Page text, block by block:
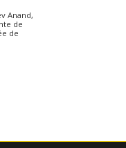
Anand,
de
de